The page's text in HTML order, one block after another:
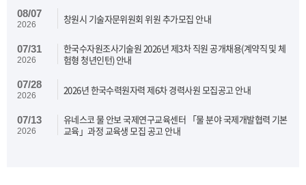
08/07
2026 창원시 기술자문위원회 위원 추가모집 안내
07/31
2026
한국수자원조사기술원 2026년 제3차 직원 공개채용(계약직 및 체
험형 청년인턴) 안내
07/28
2026 2026년 한국수력원자력 제6차 경력사원 모집공고 안내
07/13
2026
유네스코 물 안보 국제연구교육센터 「물 분야 국제개발협력 기본
교육」과정 교육생 모집 공고 안내